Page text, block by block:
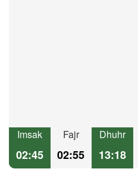
Imsak
02:45
Fajr
02:55
Dhuhr
13:18